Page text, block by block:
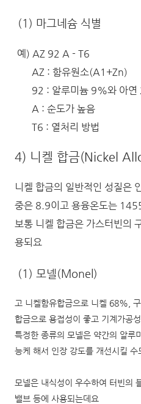
(1) 마그네슘 식별
예) AZ 92 A - T6
AZ : 함유원소(A1+Zn)
92 : 알루미늄 9%와 아연
A : 순도가 높음
T6 : 열처리 방법
4) 니켈 합금(Nickel
니켈 합금의 일반적인 성질은
중은 8.9이고 용융온도는
보통 니켈 합금은 가스터빈의
용되요
(1) 모넬(Monel)
고 니켈함유합금으로 니켈 68%,
합금으로 용접성이 좋고 기계가공
특정한 종류의 모넬은 약간의 알루
능케 해서 인장 강도를 개선시킬 수
모넬은 내식성이 우수하여 터빈의
밸브 등에 사용되는데요